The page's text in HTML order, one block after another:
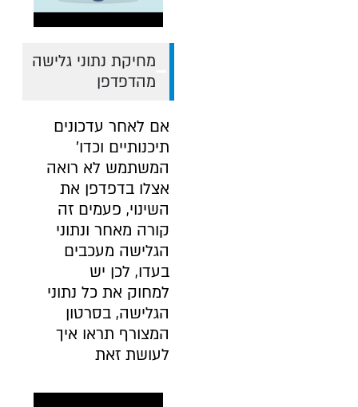
מחיקת נתוני גלישה
מהדפדפן
אם לאחר עדכונים
תיכנותיים וכדו’
המשתמש לא רואה
אצלו בדפדפן את
השינוי, פעמים זה
קורה מאחר ונתוני
הגלישה מעכבים
בעדו, לכן יש
למחוק את כל נתוני
הגלישה, בסרטון
המצורף תראו איך
לעושת זאת